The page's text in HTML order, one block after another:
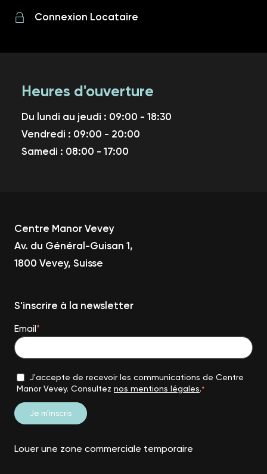
Connexion Locataire
Heures d'ouverture
Du lundi au jeudi : 09:00 - 18:30
Vendredi : 09:00 - 20:00
Samedi : 08:00 - 17:00
Centre Manor Vevey
Av. du Général-Guisan 1,
1800 Vevey, Suisse
S'inscrire à la newsletter
Email*
J'accepte de recevoir les communications de Centre
Manor Vevey. Consultez nos mentions légales.*
Louer une zone commerciale temporaire